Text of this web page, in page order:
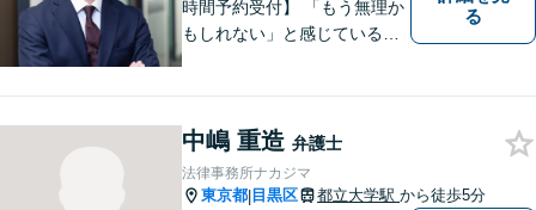
時間予約受付】 「もう無理か
もしれない」と感じている方
ンドオピニオンにも対応】
る
中嶋 重造 弁護士
法律事務所ナカジマ
東京都| 目黒区 都立大学駅 から徒歩5分